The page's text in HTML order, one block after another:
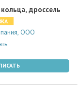
дроссель
ООО